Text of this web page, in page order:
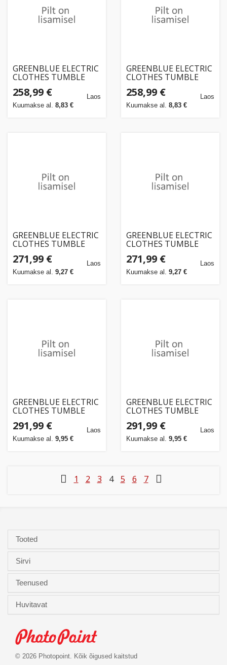
GREENBLUE ELECTRIC
CLOTHES TUMBLE
GB410
258,99 €
Kuumakse al. 8,83 €
Laos
GREENBLUE ELECTRIC
CLOTHES TUMBLE
GB410
258,99 €
Kuumakse al. 8,83 €
Laos
GREENBLUE ELECTRIC
CLOTHES TUMBLE
GB415
271,99 €
Kuumakse al. 9,27 €
Laos
GREENBLUE ELECTRIC
CLOTHES TUMBLE
GB415
271,99 €
Kuumakse al. 9,27 €
Laos
GREENBLUE ELECTRIC
CLOTHES TUMBLE
GB415 GR
291,99 €
Kuumakse al. 9,95 €
Laos
GREENBLUE ELECTRIC
CLOTHES TUMBLE
GB415 GR
291,99 €
Kuumakse al. 9,95 €
Laos
1 2 3 4 5 6 7
Tooted
Sirvi
Teenused
Huvitavat
© 2026 Photopoint. Kõik õigused kaitstud